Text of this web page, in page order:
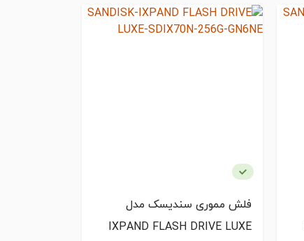
فلش مموری سندیسک مدل
IXPAND FLASH DRIVE LUXE